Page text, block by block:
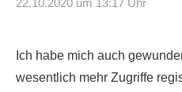
22.10.2020 um 13:17 Uhr
Ich habe mich auch
wesentlich mehr Zugriffe